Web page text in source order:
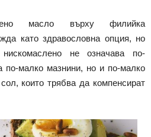
масло върху филийка
като здравословна опция, но
не означава по-
малко мазнини, но и по-малко
които трябва да компенсират